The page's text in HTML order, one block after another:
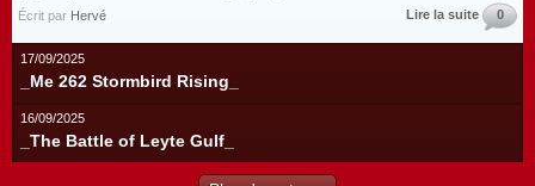
Écrit par Hervé Lire la suite 0
17/09/2025
_Me 262 Stormbird Rising_
16/09/2025
_The Battle of Leyte Gulf_